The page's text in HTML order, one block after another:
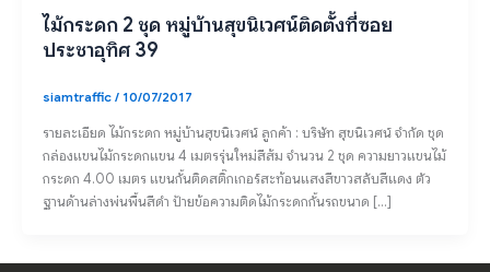
ไม้กระดก 2 ชุด หมู่บ้านสุขนิเวศน์ติดตั้งที่ซอย
ประชาอุทิศ 39
siamtraffic/ 10/07/2017
รายละเอียด ไม้กระดก หมู่บ้านสุขนิเวศน์ ลูกค้า : บริษัท สุขนิเวศน์ จำกัด ชุด
กล่องแขนไม้กระดกแขน 4 เมตรรุ่นใหม่สีส้ม จำนวน 2 ชุด ความยาวแขนไม้
กระดก 4.00 เมตร แขนกั้นติดสติ๊กเกอร์สะท้อนแสงสีขาวสลับสีแดง ตัว
ฐานด้านล่างพ่นพื้นสีดำ ป้ายข้อความติดไม้กระดกกั้นรถขนาด […]